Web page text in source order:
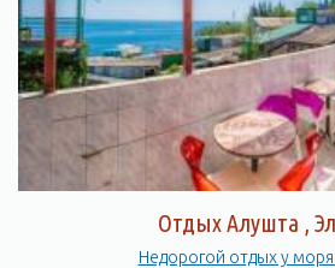
Отдых Алушта ,
Недорогой отдых у